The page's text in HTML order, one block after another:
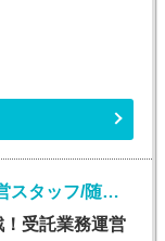
オフィス事務(オフサイトセンター運営スタッフ/随時入社/長期)
受託業務運営